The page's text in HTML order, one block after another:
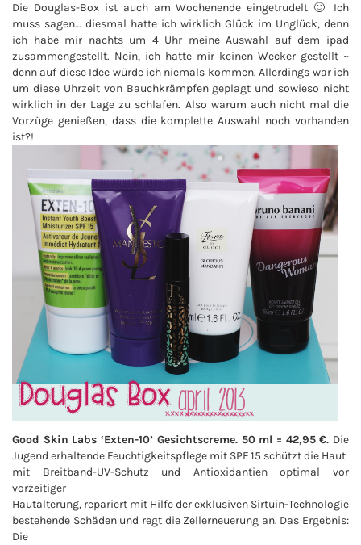
Die Douglas-Box ist auch am Wochenende eingetrudelt 🙂 Ich
muss sagen… diesmal hatte ich wirklich Glück im Unglück, denn
ich habe mir nachts um 4 Uhr meine Auswahl auf dem ipad
zusammengestellt. Nein, ich hatte mir keinen Wecker gestellt ~
denn auf diese Idee würde ich niemals kommen. Allerdings war ich
um diese Uhrzeit von Bauchkrämpfen geplagt und sowieso nicht
wirklich in der Lage zu schlafen. Also warum auch nicht mal die
Vorzüge genießen, dass die komplette Auswahl noch vorhanden
ist?!
Good Skin Labs ‘Exten-10’ Gesichtscreme. 50 ml = 42,95 €. Die
Jugend erhaltende Feuchtigkeitspflege mit SPF 15 schützt die Haut
mit Breitband-UV-Schutz und Antioxidantien optimal vor
vorzeitiger
Hautalterung, repariert mit Hilfe der exklusiven Sirtuin-Technologie
bestehende Schäden und regt die Zellerneuerung an. Das Ergebnis:
Die